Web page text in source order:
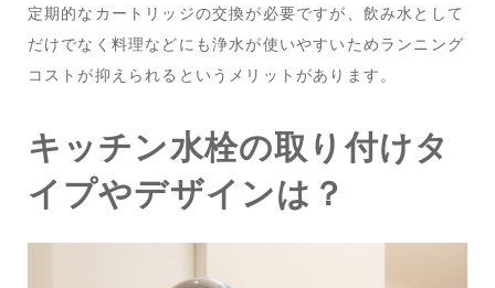
定期的なカートリッジの交換が必要ですが、飲み水として
だけでなく料理などにも浄水が使いやすいためランニング
コストが抑えられるというメリットがあります。
キッチン水栓の取り付けタ
イプやデザインは？